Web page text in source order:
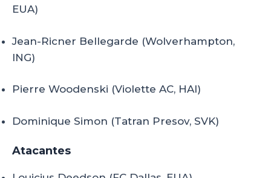
EUA)
Jean-Ricner Bellegarde (Wolverhampton,
ING)
Pierre Woodenski (Violette AC, HAI)
Dominique Simon (Tatran Presov, SVK)
Atacantes